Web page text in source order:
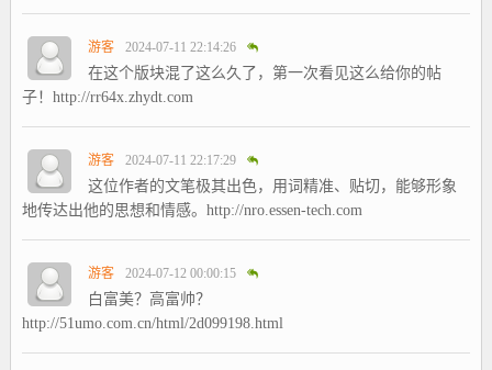
游客 2024-07-11 22:14:26
在这个版块混了这么久了，第一次看见这么给你的帖
子！http://rr64x.zhydt.com
游客 2024-07-11 22:17:29
这位作者的文笔极其出色，用词精准、贴切，能够形象
地传达出他的思想和情感。http://nro.essen-tech.com
游客 2024-07-12 00:00:15
白富美？高富帅？
http://51umo.com.cn/html/2d099198.html